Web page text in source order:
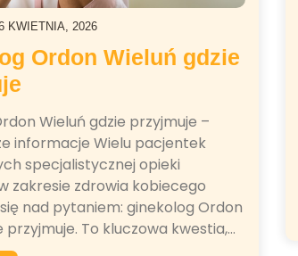
KWIETNIA, 2026
Ordon Wieluń gdzie
Wieluń gdzie przyjmuje –
informacje Wielu pacjentek
specjalistycznej opieki
zakresie zdrowia kobiecego
nad pytaniem: ginekolog Ordon
przyjmuje. To kluczowa kwestia,…